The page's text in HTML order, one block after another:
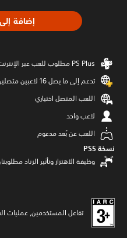
إضافة
تدعم إلى ما يصل 16 لاعبين متصلين عن طريق PS Plus‏
اللعب المتصل اختياري
لاعب واحد
اللعب عن بُعد مدعوم
نسخة PS5‏
وظيفة الاهتزاز وتأثير الزناد
تفاعل المستخدمين, عمليات